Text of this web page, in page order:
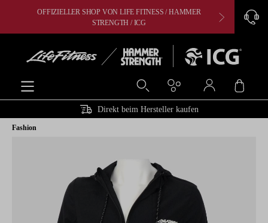
springenOFFIZIELLER SHOP VON LIFE FITNESS / HAMMER
STRENGTH / ICG
Direkt beim Hersteller kaufen
Fashion